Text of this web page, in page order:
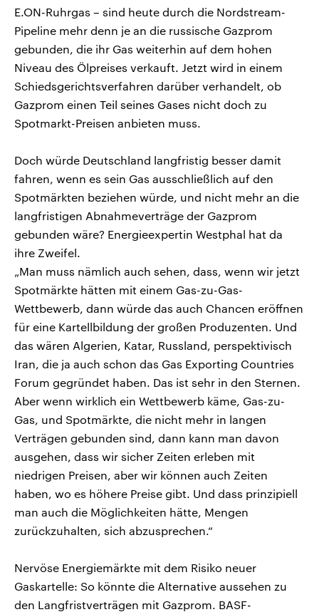
E.ON-Ruhrgas – sind heute durch die Nordstream-
Pipeline mehr denn je an die russische Gazprom
gebunden, die ihr Gas weiterhin auf dem hohen
Niveau des Ölpreises verkauft. Jetzt wird in einem
Schiedsgerichtsverfahren darüber verhandelt, ob
Gazprom einen Teil seines Gases nicht doch zu
Spotmarkt-Preisen anbieten muss.
Doch würde Deutschland langfristig besser damit
fahren, wenn es sein Gas ausschließlich auf den
Spotmärkten beziehen würde, und nicht mehr an die
langfristigen Abnahmeverträge der Gazprom
gebunden wäre? Energieexpertin Westphal hat da
ihre Zweifel.
„Man muss nämlich auch sehen, dass, wenn wir jetzt
Spotmärkte hätten mit einem Gas-zu-Gas-
Wettbewerb, dann würde das auch Chancen eröffnen
für eine Kartellbildung der großen Produzenten. Und
das wären Algerien, Katar, Russland, perspektivisch
Iran, die ja auch schon das Gas Exporting Countries
Forum gegründet haben. Das ist sehr in den Sternen.
Aber wenn wirklich ein Wettbewerb käme, Gas-zu-
Gas, und Spotmärkte, die nicht mehr in langen
Verträgen gebunden sind, dann kann man davon
ausgehen, dass wir sicher Zeiten erleben mit
niedrigen Preisen, aber wir können auch Zeiten
haben, wo es höhere Preise gibt. Und dass prinzipiell
man auch die Möglichkeiten hätte, Mengen
zurückzuhalten, sich abzusprechen.“
Nervöse Energiemärkte mit dem Risiko neuer
Gaskartelle: So könnte die Alternative aussehen zu
den Langfristverträgen mit Gazprom. BASF-